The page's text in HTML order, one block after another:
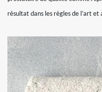
résultat dans les règles de l’art